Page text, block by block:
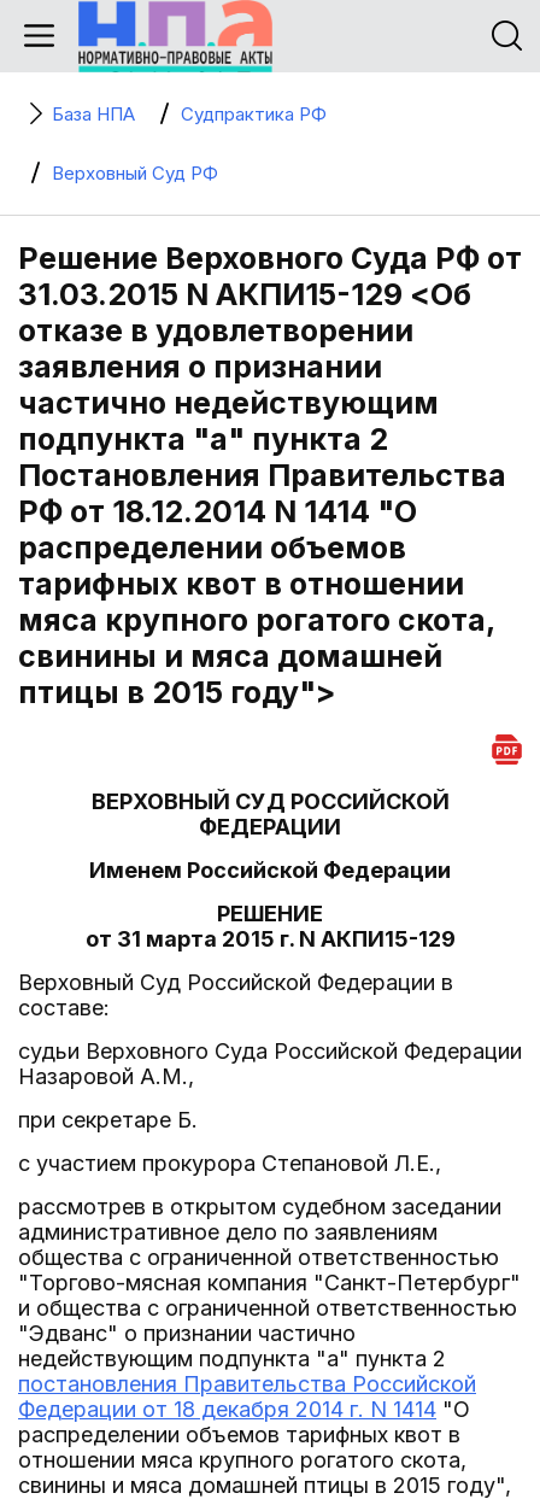
База НПА Судпрактика РФ
Верховный Суд РФ
Решение Верховного Суда РФ от
31.03.2015 N АКПИ15-129 <Об
отказе в удовлетворении
заявления о признании
частично недействующим
подпункта "а" пункта 2
Постановления Правительства
РФ от 18.12.2014 N 1414 "О
распределении объемов
тарифных квот в отношении
мяса крупного рогатого скота,
свинины и мяса домашней
птицы в 2015 году">
ВЕРХОВНЫЙ СУД РОССИЙСКОЙ
ФЕДЕРАЦИИ
Именем Российской Федерации
РЕШЕНИЕ
от 31 марта 2015 г. N АКПИ15-129
Верховный Суд Российской Федерации в
составе:
судьи Верховного Суда Российской Федерации
Назаровой А.М.,
при секретаре Б.
с участием прокурора Степановой Л.Е.,
рассмотрев в открытом судебном заседании
административное дело по заявлениям
общества с ограниченной ответственностью
"Торгово-мясная компания "Санкт-Петербург"
и общества с ограниченной ответственностью
"Эдванс" о признании частично
недействующим подпункта "а" пункта 2
постановления Правительства Российской
Федерации от 18 декабря 2014 г. N 1414 "О
распределении объемов тарифных квот в
отношении мяса крупного рогатого скота,
свинины и мяса домашней птицы в 2015 году",